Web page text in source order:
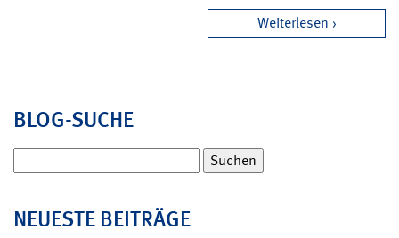
Weiterlesen
BLOG-SUCHE
nach:
NEUESTE BEITRÄGE